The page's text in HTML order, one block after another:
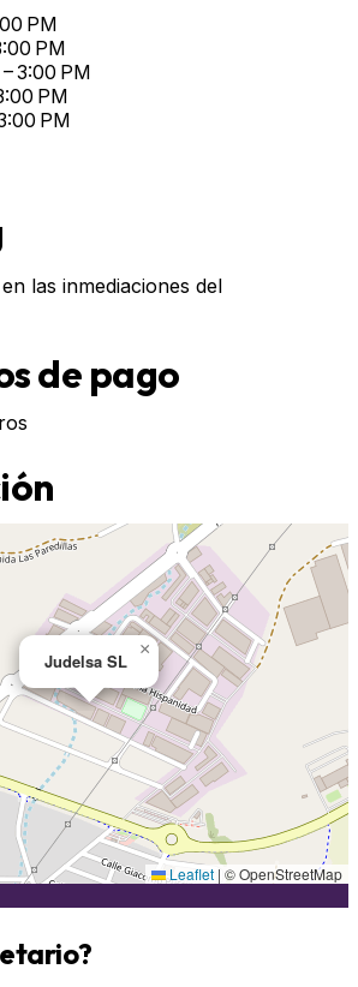
PM
PM
3:00 PM
PM
PM
las inmediaciones del
de pago
Judelsa SL
×
Leaflet | © OpenStreetMap